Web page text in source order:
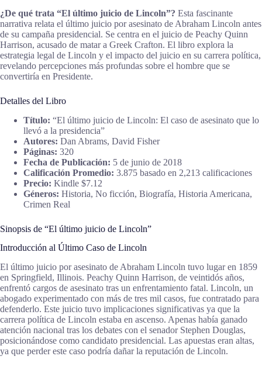
¿De qué trata “El último juicio de Lincoln”? Esta fascinante
narrativa relata el último juicio por asesinato de Abraham Lincoln antes
de su campaña presidencial. Se centra en el juicio de Peachy Quinn
Harrison, acusado de matar a Greek Crafton. El libro explora la
estrategia legal de Lincoln y el impacto del juicio en su carrera política,
revelando percepciones más profundas sobre el hombre que se
convertiría en Presidente.
Detalles del Libro
Título: “El último juicio de Lincoln: El caso de asesinato que lo
llevó a la presidencia”
Autores: Dan Abrams, David Fisher
Páginas: 320
Fecha de Publicación: 5 de junio de 2018
Calificación Promedio: 3.875 basado en 2,213 calificaciones
Precio: Kindle $7.12
Géneros: Historia, No ficción, Biografía, Historia Americana,
Crimen Real
Sinopsis de “El último juicio de Lincoln”
Introducción al Último Caso de Lincoln
El último juicio por asesinato de Abraham Lincoln tuvo lugar en 1859
en Springfield, Illinois. Peachy Quinn Harrison, de veintidós años,
enfrentó cargos de asesinato tras un enfrentamiento fatal. Lincoln, un
abogado experimentado con más de tres mil casos, fue contratado para
defenderlo. Este juicio tuvo implicaciones significativas ya que la
carrera política de Lincoln estaba en ascenso. Apenas había ganado
atención nacional tras los debates con el senador Stephen Douglas,
posicionándose como candidato presidencial. Las apuestas eran altas,
ya que perder este caso podría dañar la reputación de Lincoln.